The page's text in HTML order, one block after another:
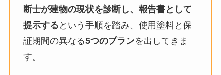
断士が建物の現状を診断し、報告書として
提示する という手順を踏み、使用塗料と保
証期間の異なる5つのプランを出してきま
す。